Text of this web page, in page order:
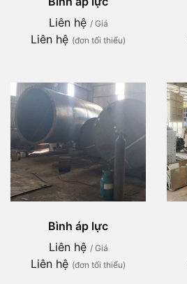
Liên hệ / Giá
Liên hệ (đơn tối thiểu)
Bình áp lực
Liên hệ / Giá
Liên hệ (đơn tối thiểu)